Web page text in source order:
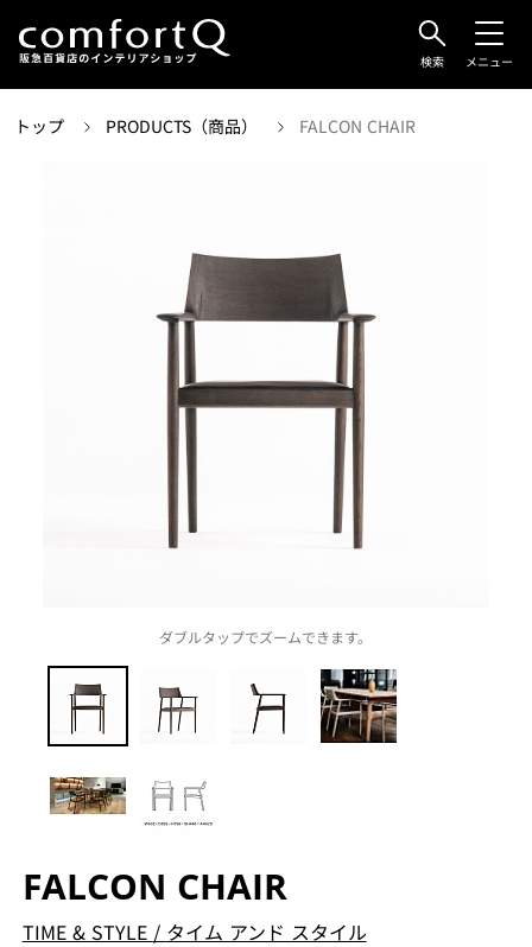
検索 メニュー
トップ PRODUCTS（商品） FALCON CHAIR
ダブルタップでズームできます。
FALCON CHAIR
TIME & STYLE / タイム アンド スタイル